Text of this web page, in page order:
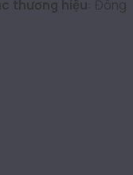
thương hiệu: Đông